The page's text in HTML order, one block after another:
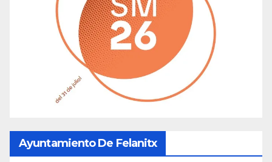
Ayuntamiento De Felanitx